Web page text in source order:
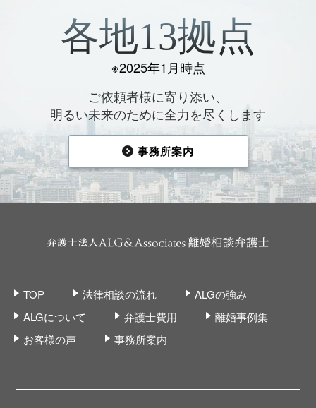
各地13拠点
※2025年1月時点
ご依頼者様に寄り添い、
明るい未来のために全力を尽くします
事務所案内
TOP 法律相談の流れ
ALGの強み
ALGについて
弁護士費用
離婚事例集
お客様の声
事務所案内